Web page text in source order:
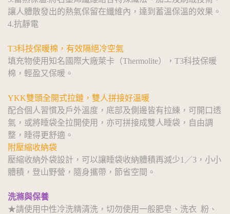
讓人體散發出的熱氣保留在纖維內，達到蓄溫保溫的效果。
4.抗靜電
T3科技保暖棉，有效隔絕冷空氣
填充物使用知名國際大廠萊卡（Thermolite），T3科技保暖
棉，輕盈又保暖。
YKK雙頭全開式拉鏈，雙人拼接好溫暖
配合個人習慣及戶外溫度，底部及側邊皆有拉練，可開口透
氣，或將睡袋全拉開使用，亦可拼接成雙人睡袋，自由調
整，睡得更舒適。
附壓縮收納袋
壓縮收納外袋設計，可以讓睡袋收納體積再減少1／3，小小
體積，登山野營，隨身攜帶，節省空間。
洗滌與保養
★請使用中性冷洗精清洗，切勿使用一般肥皂、洗衣 粉、